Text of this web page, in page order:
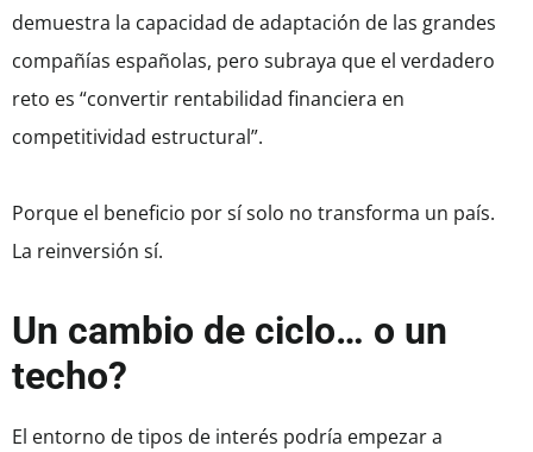
demuestra la capacidad de adaptación de las grandes
compañías españolas, pero subraya que el verdadero
reto es “convertir rentabilidad financiera en
competitividad estructural”.
Porque el beneficio por sí solo no transforma un país.
La reinversión sí.
Un cambio de ciclo… o un
techo?
El entorno de tipos de interés podría empezar a